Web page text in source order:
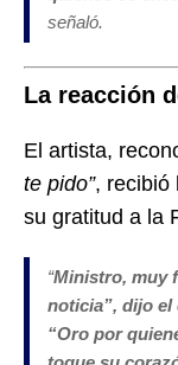
señaló.
La reacción
El artista,
te pido”, recibió
su gratitud a la
“Ministro, muy
noticia”, dijo el
“Oro por